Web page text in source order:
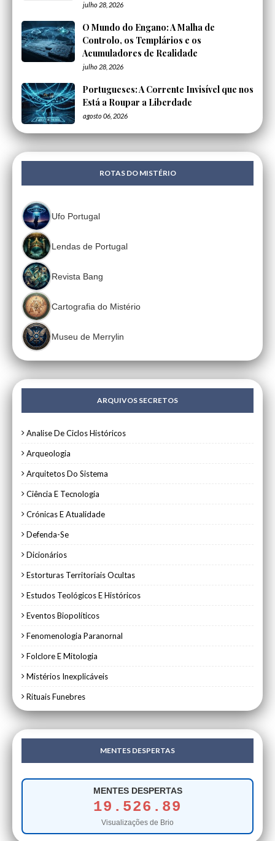
julho 28, 2026
O Mundo do Engano: A Malha de
Controlo, os Templários e os
Acumuladores de Realidade
julho 28, 2026
Portugueses: A Corrente Invisível que nos
Está a Roupar a Liberdade
agosto 06, 2026
ROTAS DO MISTÉRIO
Ufo Portugal
Lendas de Portugal
Revista Bang
Cartografia do Mistério
Museu de Merrylin
ARQUIVOS SECRETOS
Analise De Ciclos Históricos
Arqueologia
Arquitetos Do Sistema
Ciência E Tecnologia
Crónicas E Atualidade
Defenda-Se
Dicionários
Estorturas Territoriais Ocultas
Estudos Teológicos E Históricos
Eventos Biopolíticos
Fenomenologia Paranornal
Folclore E Mitologia
Mistérios Inexplicáveis
Rituais Funebres
MENTES DESPERTAS
MENTES DESPERTAS
19.526.89
Visualizações de Brio